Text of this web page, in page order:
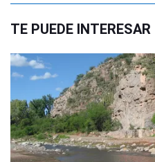
TE PUEDE INTERESAR